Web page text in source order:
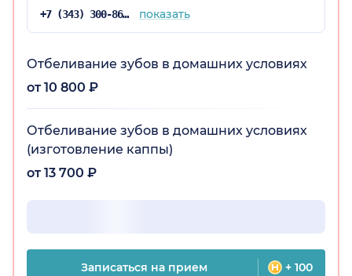
никакой нет. Комфортная зона ожидания с
наборчики, всё современно, всё круто.
+7 (343) 300-86-92 показать
Отбеливание зубов в домашних условиях
от 10 800 ₽
Отбеливание зубов в домашних условиях
(изготовление каппы)
от 13 700 ₽
Записаться на прием + 100